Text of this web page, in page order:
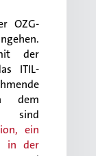
OZG-
der
ITIL-
dem
sind
ein
in der